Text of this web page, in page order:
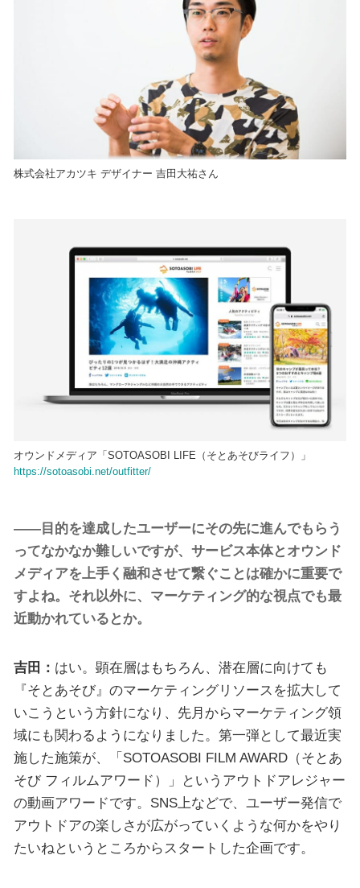
株式会社アカツキ デザイナー 吉田大祐さん
オウンドメディア「SOTOASOBI LIFE（そとあそびライフ）」
https://sotoasobi.net/outfitter/
――目的を達成したユーザーにその先に進んでもらう
ってなかなか難しいですが、サービス本体とオウンド
メディアを上手く融和させて繋ぐことは確かに重要で
すよね。それ以外に、マーケティング的な視点でも最
近動かれているとか。
吉田： はい。顕在層はもちろん、潜在層に向けても
『そとあそび』のマーケティングリソースを拡大して
いこうという方針になり、先月からマーケティング領
域にも関わるようになりました。第一弾として最近実
施した施策が、「SOTOASOBI FILM AWARD（そとあ
そび フィルムアワード）」というアウトドアレジャー
の動画アワードです。SNS上などで、ユーザー発信で
アウトドアの楽しさが広がっていくような何かをやり
たいねというところからスタートした企画です。